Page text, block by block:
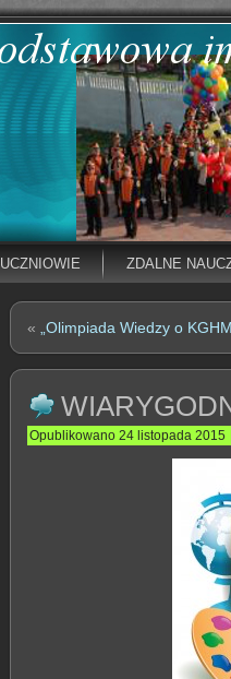
UCZNIOWIE ZDALNE
« „Olimpiada Wiedzy o
Opublikowano 24 listopada 2015